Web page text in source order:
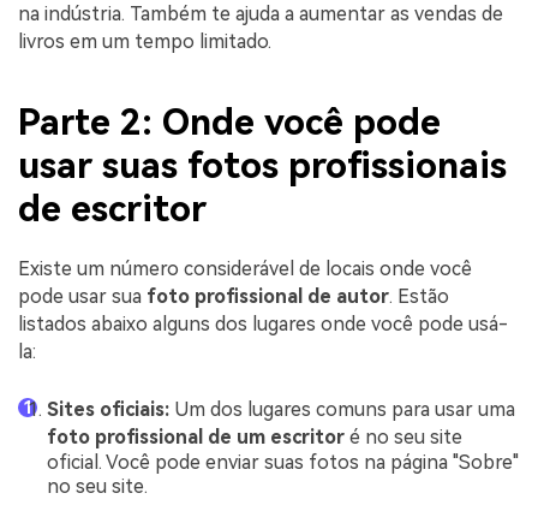
na indústria. Também te ajuda a aumentar as vendas de
livros em um tempo limitado.
Parte 2: Onde você pode
usar suas fotos profissionais
de escritor
Existe um número considerável de locais onde você
pode usar sua foto profissional de autor. Estão
listados abaixo alguns dos lugares onde você pode usá-
la:
Sites oficiais: Um dos lugares comuns para usar uma
foto profissional de um escritor é no seu site
oficial. Você pode enviar suas fotos na página "Sobre"
no seu site.